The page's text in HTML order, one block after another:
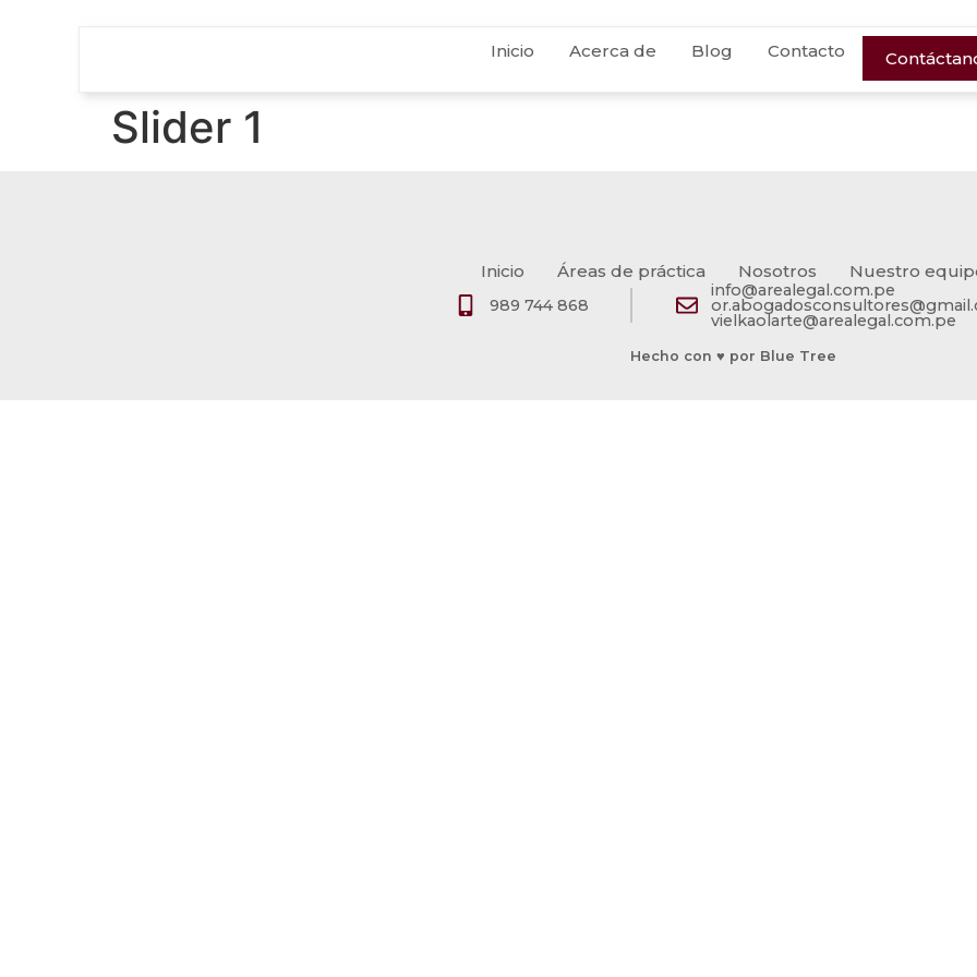
Inicio Acerca de Blog Contacto
Slider 1
Inicio Áreas de práctica Nosotros Nuestro
989 744 868
info@arealegal.com.pe
vielkaolarte@arealegal.com.pe
Hecho con ♥ por Blue Tree